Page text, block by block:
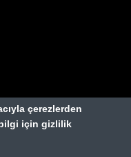
TÜRSAB'a kayıtlı bir
çerezlerden
için gizlilik